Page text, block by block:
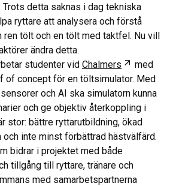
detta saknas i dag tekniska
ryttare att analysera och förstå
ren tölt och en tölt med taktfel. Nu vill
ändra detta.
studenter vid Chalmers Öppnas i
med
of concept för en töltsimulator. Med
och AI ska simulatorn kunna
och ge objektiv återkoppling i
stor: bättre ryttarutbildning, ökad
inte minst förbättrad hästvälfärd.
bidrar i projektet med både
tillgång till ryttare, tränare och
med samarbetspartnerna